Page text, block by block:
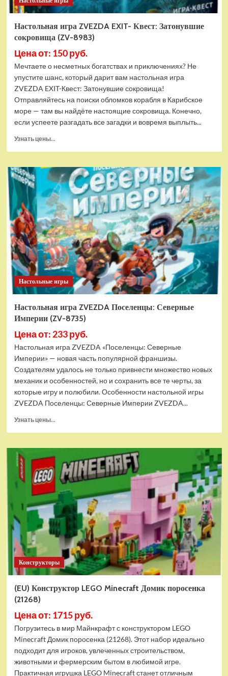
Настольная игра ZVEZDA EXIT- Квест: Затонувшие
сокровища (ZV-8983)
Цена от: 150 руб.
Мечтаете о несметных богатствах и приключениях? Не
упустите шанс, который дарит вам настольная игра
ZVEZDA EXIT-Квест: Затонувшие сокровища!
Отправляйтесь на поиски обломков корабля в Карибское
море — там вы найдёте настоящие сокровища. Конечно,
если успеете разгадать все загадки и вовремя выплыть...
Узнать цены...
Настольная
игра
ZVEZDA
EXIT-
Квест:
Затонувшие
сокровища
(ZV-
8983)
Настольные игры
Настольная игра ZVEZDA Поселенцы: Северные
Империи (ZV-8735)
Цена от: 233 руб.
Настольная игра ZVEZDA «Поселенцы: Северные
Империи» — новая часть популярной франшизы.
Создателям удалось не только привнести множество новых
механик и особенностей, но и сохранить все те черты, за
которые игру и полюбили. Особенности настольной игры
ZVEZDA Поселенцы: Северные Империи ZVEZDA...
Узнать цены...
Настольная
игра
ZVEZDA
Поселенцы:
Северные
Империи
(ZV-
8735)
Конструкторы
(EU) Конструктор LEGO Minecraft Домик поросенка
(21268)
Цена от: 1715 руб.
Погрузитесь в мир Майнкрафт с конструктором LEGO
Minecraft Домик поросенка (21268). Этот набор идеально
подходит для игроков, увлеченных строительством,
животными и фермерским бытом в любимой игре.
Практичная игрушка LEGO Minecraft станет отличным